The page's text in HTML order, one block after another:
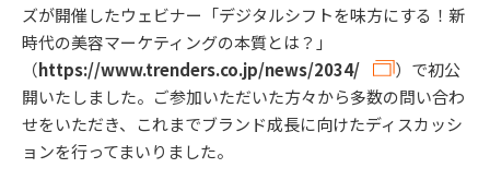
ズが開催したウェビナー「デジタルシフトを味方にする！新
時代の美容マーケティングの本質とは？」
（https://www.trenders.co.jp/news/2034/
）で初公
開いたしました。ご参加いただいた方々から多数の問い合わ
せをいただき、これまでブランド成長に向けたディスカッシ
ョンを行ってまいりました。